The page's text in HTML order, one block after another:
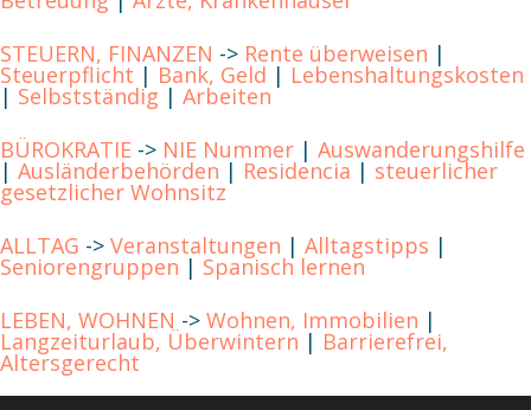
STEUERN, FINANZEN -> Rente überweisen |
Steuerpflicht | Bank, Geld | Lebenshaltungskosten
| Selbstständig | Arbeiten
BÜROKRATIE -> NIE Nummer | Auswanderungshilfe
| Ausländerbehörden | Residencia | steuerlicher
gesetzlicher Wohnsitz
ALLTAG -> Veranstaltungen | Alltagstipps |
Seniorengruppen | Spanisch lernen
LEBEN, WOHNEN -> Wohnen, Immobilien |
Langzeiturlaub, Überwintern | Barrierefrei,
Altersgerecht